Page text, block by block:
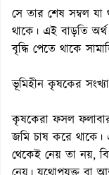
সে তার শেষ সম্বল যা
থাকে। এই বাড়তি
বৃদ্ধি পেতে থাকে
ভূমিহীন কৃষকের
কৃষকেরা ফসল
জমি চাষ করে
থেকেই নেয় তা নয়,